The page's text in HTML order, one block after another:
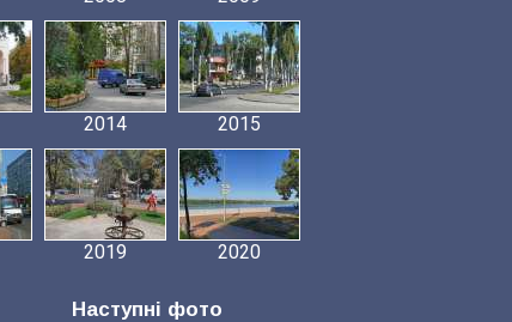
2014 2015
2019 2020
Наступні фото